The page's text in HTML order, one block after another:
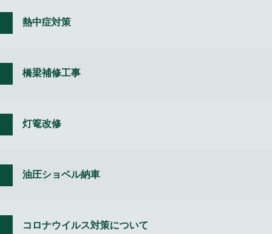
熱中症対策
橋梁補修工事
灯篭改修
油圧ショベル納車
コロナウイルス対策について